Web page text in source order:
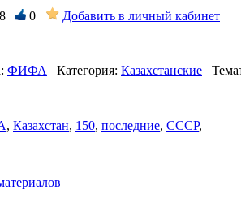
0 Добавить в личный кабинет
ФИФА Категория: Казахстанские
, Казахстан, 150, последние, СССР,